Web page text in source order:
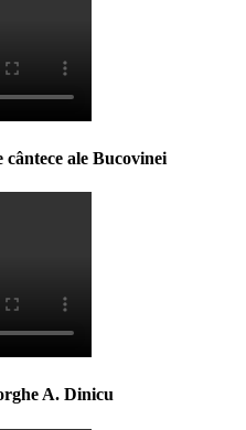
ale Bucovinei
A. Dinicu